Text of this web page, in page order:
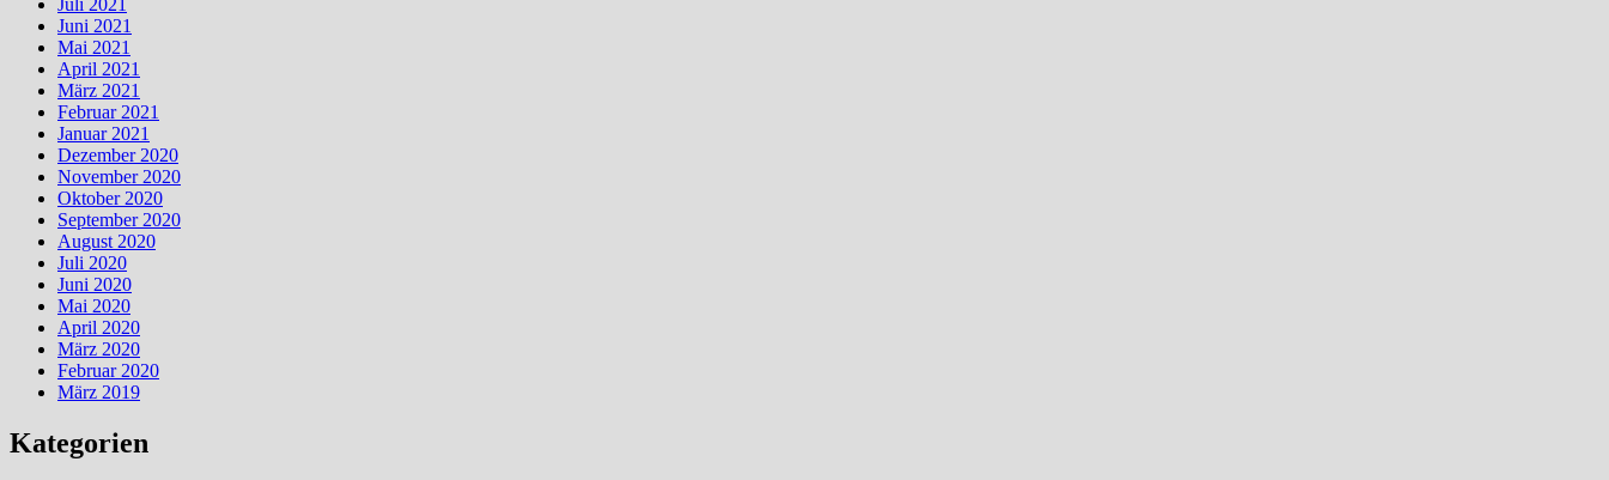
Juli 2021
Juni 2021
Mai 2021
April 2021
März 2021
Februar 2021
Januar 2021
Dezember 2020
November 2020
Oktober 2020
September 2020
August 2020
Juli 2020
Juni 2020
Mai 2020
April 2020
März 2020
Februar 2020
März 2019
Kategorien